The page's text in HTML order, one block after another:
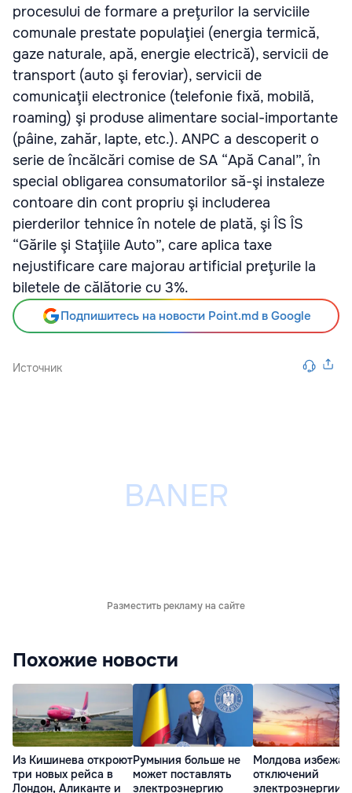
procesului de formare a preţurilor la serviciile
comunale prestate populaţiei (energia termică,
gaze naturale, apă, energie electrică), servicii de
transport (auto şi feroviar), servicii de
comunicaţii electronice (telefonie fixă, mobilă,
roaming) şi produse alimentare social-importante
(pâine, zahăr, lapte, etc.). ANPC a descoperit o
serie de încălcări comise de SA “Apă Canal”, în
special obligarea consumatorilor să-şi instaleze
contoare din cont propriu şi includerea
pierderilor tehnice în notele de plată, şi ÎS ÎS
“Gările şi Staţiile Auto”, care aplica taxe
nejustificare care majorau artificial preţurile la
biletele de călătorie cu 3%.
Подпишитесь на новости Point.md в Google
Источник
Разместить рекламу на сайте
Похожие новости
Из Кишинева откроют
три новых рейса в
Лондон, Аликанте и
Румыния больше не
может поставлять
электроэнергию
Молдова
отключений
электроэнергии: